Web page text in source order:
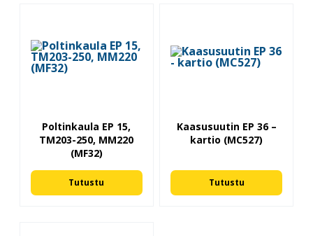
Poltinkaula EP 15,
TM203-250, MM220
(MF32)
Tutustu
Kaasusuutin EP 36 –
kartio (MC527)
Tutustu